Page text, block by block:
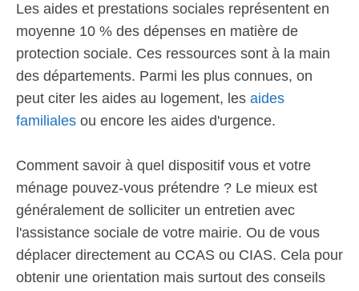
Les aides et prestations sociales représentent en
moyenne 10 % des dépenses en matière de
protection sociale. Ces ressources sont à la main
des départements. Parmi les plus connues, on
peut citer les aides au logement, les aides
familiales ou encore les aides d'urgence.
Comment savoir à quel dispositif vous et votre
ménage pouvez-vous prétendre ? Le mieux est
généralement de solliciter un entretien avec
l'assistance sociale de votre mairie. Ou de vous
déplacer directement au CCAS ou CIAS. Cela pour
obtenir une orientation mais surtout des conseils